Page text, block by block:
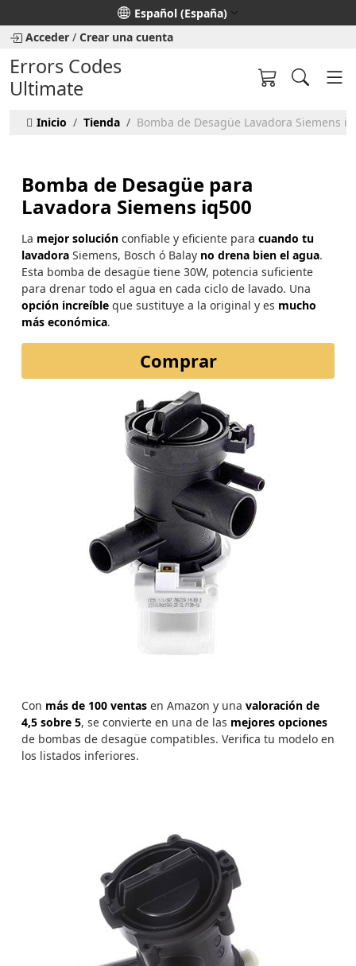
Seleccione su idioma
Español (España)
Acceder / Crear una cuenta
Errors Codes
Ultimate
Inicio Tienda Bomba de Desagüe Lavadora Siemens
Bomba de Desagüe para
Lavadora Siemens iq500
La mejor solución confiable y eficiente para cuando tu
lavadora Siemens, Bosch ó Balay no drena bien el agua.
Esta bomba de desagüe tiene 30W, potencia suficiente
para drenar todo el agua en cada ciclo de lavado. Una
opción increíble que sustituye a la original y es mucho
más económica.
Comprar
Con más de 100 ventas en Amazon y una valoración de
4,5 sobre 5, se convierte en una de las mejores opciones
de bombas de desagüe compatibles. Verifica tu modelo en
los listados inferiores.